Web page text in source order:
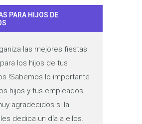
PARA HIJOS DE
las mejores fiestas
los hijos de tus
!Sabemos lo importante
hijos y tus empleados
agradecidos si la
dedica un día a ellos.